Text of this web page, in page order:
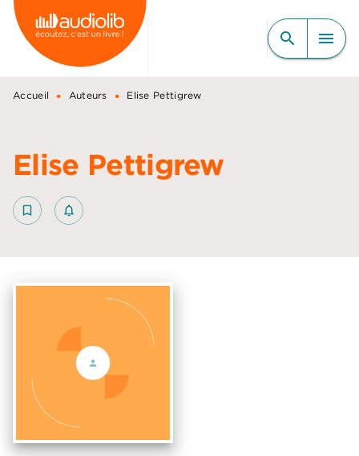
MENU RECHERCHE
CONTENU
PIED DE PAGE
search menu
Accueil • Auteurs • Elise Pettigrew
Elise Pettigrew
bookmark_border notifications_none_outlined